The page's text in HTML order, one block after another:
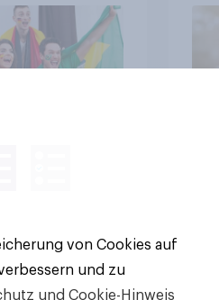
von Cookies auf
und zu
und Cookie-Hinweis